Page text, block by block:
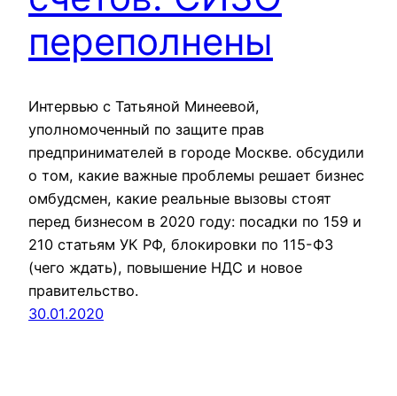
переполнены
Интервью с Татьяной Минеевой,
уполномоченный по защите прав
предпринимателей в городе Москве. обсудили
о том, какие важные проблемы решает бизнес
омбудсмен, какие реальные вызовы стоят
перед бизнесом в 2020 году: посадки по 159 и
210 статьям УК РФ, блокировки по 115-ФЗ
(чего ждать), повышение НДС и новое
правительство.
30.01.2020